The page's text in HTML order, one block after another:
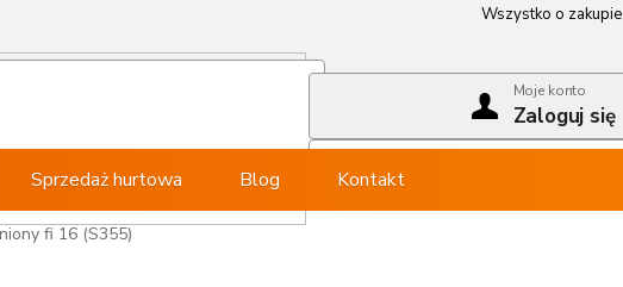
Wszystko o zakupie
Moje konto
Zaloguj się
Sprzedaż hurtowa Blog Kontakt
fi 16 (S355)